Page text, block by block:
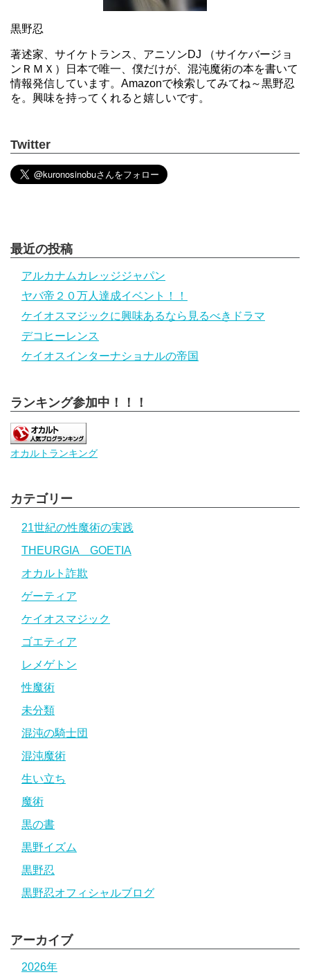
黒野忍
著述家、サイケトランス、アニソンDJ （サイケバージョ
ンＲＭＸ）日本で唯一、僕だけが、混沌魔術の本を書いて
情報発信しています。Amazonで検索してみてね～黒野忍
を。興味を持ってくれると嬉しいです。
Twitter
最近の投稿
アルカナムカレッジジャパン
ヤバ帝２０万人達成イベント！！
ケイオスマジックに興味あるなら見るべきドラマ
デコヒーレンス
ケイオスインターナショナルの帝国
ランキング参加中！！！
オカルトランキング
カテゴリー
21世紀の性魔術の実践
THEURGIA GOETIA
オカルト詐欺
ゲーティア
ケイオスマジック
ゴエティア
レメゲトン
性魔術
未分類
混沌の騎士団
混沌魔術
生い立ち
魔術
黒の書
黒野イズム
黒野忍
黒野忍オフィシャルブログ
アーカイブ
2026年